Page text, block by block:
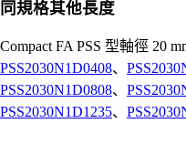
同規格其他長度
Compact FA PSS 型軸徑 20
PSS2030N1D0408、
PSS2030N1D0808、
PSS2030N1D1235、